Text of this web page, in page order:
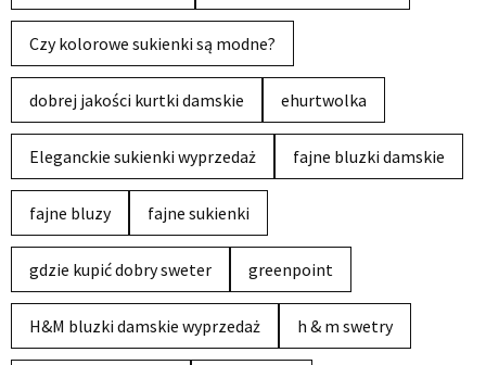
Czy kolorowe sukienki są modne?
dobrej jakości kurtki damskie ehurtwolka
Eleganckie sukienki wyprzedaż fajne bluzki damskie
fajne bluzy fajne sukienki
gdzie kupić dobry sweter greenpoint
H&M bluzki damskie wyprzedaż h & m swetry